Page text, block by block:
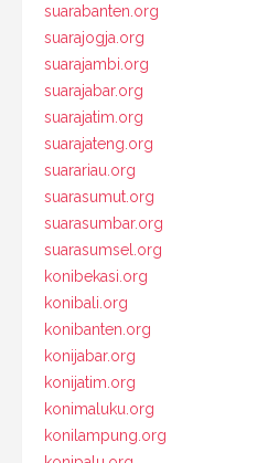
suarabanten.org
suarajogja.org
suarajambi.org
suarajabar.org
suarajatim.org
suarajateng.org
suarariau.org
suarasumut.org
suarasumbar.org
suarasumsel.org
konibekasi.org
konibali.org
konibanten.org
konijabar.org
konijatim.org
konimaluku.org
konilampung.org